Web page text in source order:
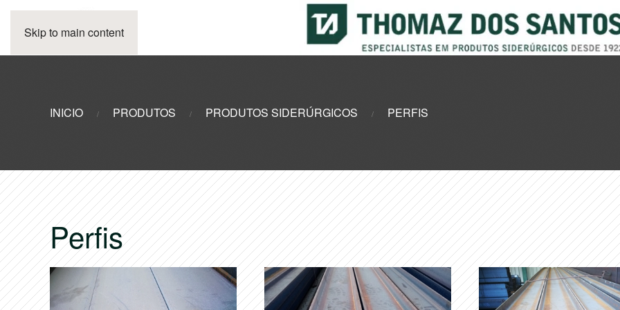
Skip to main content
INICIO PRODUTOS PRODUTOS SIDERÚRGICOS PERFIS
Perfis